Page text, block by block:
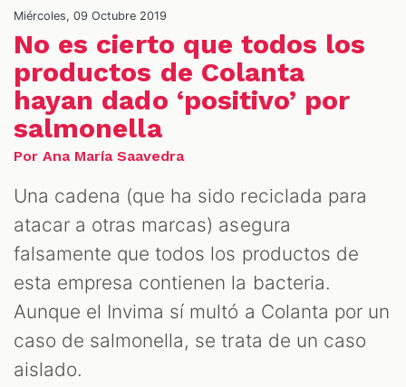
Miércoles, 09 Octubre 2019
No es cierto que todos los
productos de Colanta
hayan dado ‘positivo’ por
salmonella
Por Ana María Saavedra
Una cadena (que ha sido reciclada para
atacar a otras marcas) asegura
falsamente que todos los productos de
esta empresa contienen la bacteria.
Aunque el Invima sí multó a Colanta por un
caso de salmonella, se trata de un caso
aislado.